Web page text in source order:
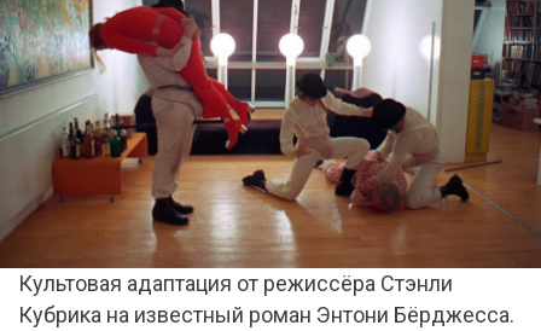
Культовая адаптация от режиссёра Стэнли
Кубрика на известный роман Энтони Бёрджесса.